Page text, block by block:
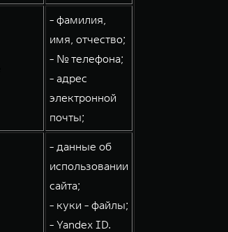
- фамилия,
имя, отчество;
- № телефона;
- адрес
электронной
почты;
- данные об
использовании
сайта;
- куки - файлы;
- Yandex ID.